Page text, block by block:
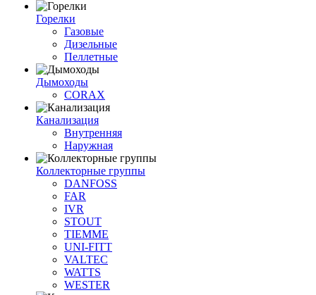
Горелки
Газовые
Дизельные
Пеллетные
Дымоходы
CORAX
Канализация
Внутренняя
Наружная
Коллекторные группы
DANFOSS
FAR
IVR
STOUT
TIEMME
UNI-FITT
VALTEC
WATTS
WESTER